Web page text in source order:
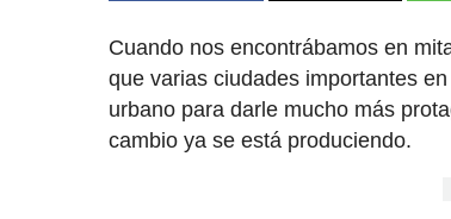
Cuando nos encontrábamos en
que varias ciudades importantes
urbano para darle mucho más
cambio ya se está produciendo.